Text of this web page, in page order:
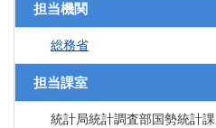
担当機関
総務省
担当課室
統計局統計調査部国勢統計課